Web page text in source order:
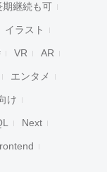
期継続も可
イラスト
VR AR
エンタメ
け
Next